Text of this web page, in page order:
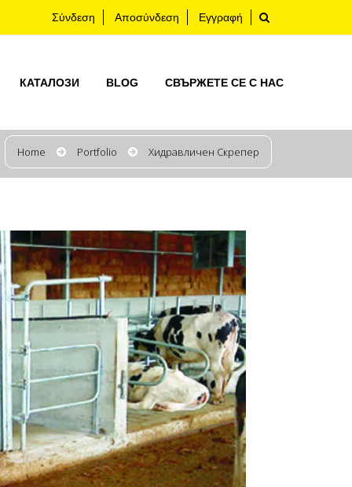
Σύνδεση Αποσύνδεση Εγγραφή
КАТАЛОЗИ BLOG СВЪРЖЕТЕ СЕ С НАС
Home Portfolio Хидравличен Скрепер